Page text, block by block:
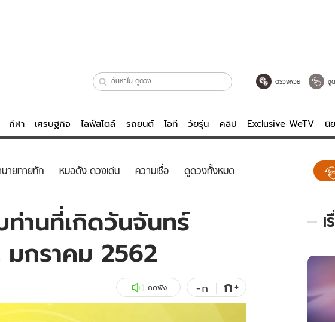
ตรวจหวย ขู
กีฬา เศรษฐกิจ ไลฟ์สไตล์ รถยนต์ ไอที วัยรุ่น คลิป Exclusive WeTV นิ
รวจหวย
ทย
ไลฟ์สไตล์
วัยรุ่น
ไอที
รถยนต์
สุขภาพ
เที่ยว-กิน
ดูทีวี
WeTV
นายทายทัก หมอดัง ดวงเด่น ความเชื่อ ดูดวงทั้งหมด
านที่เกิดวันจันทร์
มกราคม 2562
กดฟัง -ก ก+
เรื่อง
ใน
รอบ
ของ
Sanook
ดูด